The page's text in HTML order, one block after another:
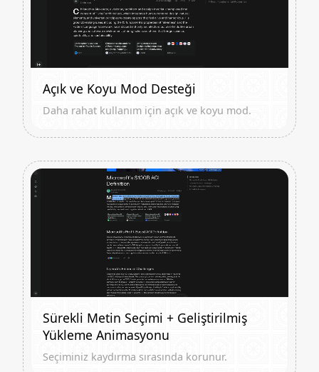
Açık ve Koyu Mod Desteği
Daha rahat kullanım için açık ve koyu mod.
Sürekli Metin Seçimi + Geliştirilmiş
Yükleme Animasyonu
Seçiminiz kaydırma sırasında korunur.